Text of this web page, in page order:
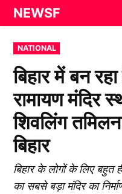
Skip
to
content
NEWSF
POSTED
IN
NATIONAL
बिहार में बन
रामायण मंदिर
शिवलिंग
बिहार
बिहार के लोगों के लिए बहुत
का सबसे बड़ा मंदिर का